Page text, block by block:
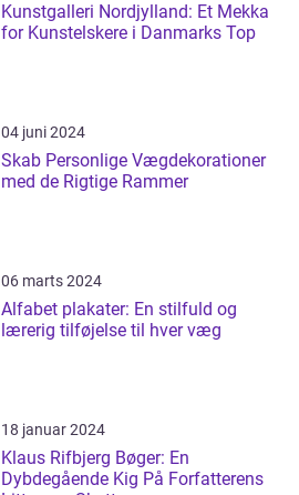
Kunstgalleri Nordjylland: Et Mekka
for Kunstelskere i Danmarks Top
04 juni 2024
Skab Personlige Vægdekorationer
med de Rigtige Rammer
06 marts 2024
Alfabet plakater: En stilfuld og
lærerig tilføjelse til hver væg
18 januar 2024
Klaus Rifbjerg Bøger: En
Dybdegående Kig På Forfatterens